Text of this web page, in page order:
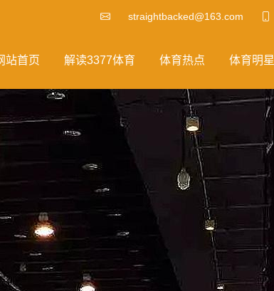
straightbacked@163.com
站首页 解读3377体育 体育热点 体育明星